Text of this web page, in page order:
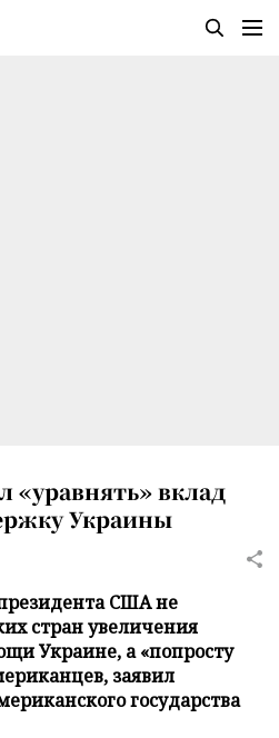
«уравнять» вклад
Украины
США не
стран увеличения
Украине, а «попросту
заявил
государства